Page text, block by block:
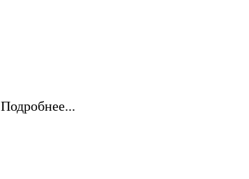
Подробнее...